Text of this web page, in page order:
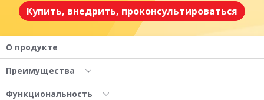
Купить, внедрить, проконсультироваться
О продукте
Преимущества
Функциональность